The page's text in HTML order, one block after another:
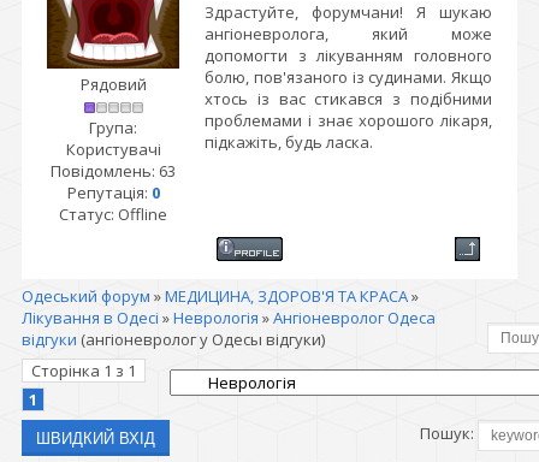
Рядовий
Група:
Користувачі
Повідомлень: 63
Репутація: 0
Статус: Offline
Здрастуйте, форумчани! Я шукаю
ангіоневролога, який може
допомогти з лікуванням головного
болю, пов'язаного із судинами. Якщо
хтось із вас стикався з подібними
проблемами і знає хорошого лікаря,
підкажіть, будь ласка.
Одеський форум »МЕДИЦИНА, ЗДОРОВ'Я ТА КРАСА»
Лікування в Одесі »Неврологія »Ангіоневролог Одеса
відгуки (ангіоневролог у Одесы відгуки)
Сторінка 1 з 1
1
Пошук: